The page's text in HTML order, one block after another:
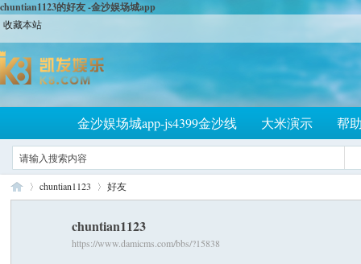
chuntian1123的好友 -金沙娱场城app
收藏本站
金沙娱场城app-js4399金沙线 大米演示 帮
chuntian1123 好友
chuntian1123
https://www.damicms.com/bbs/?15838